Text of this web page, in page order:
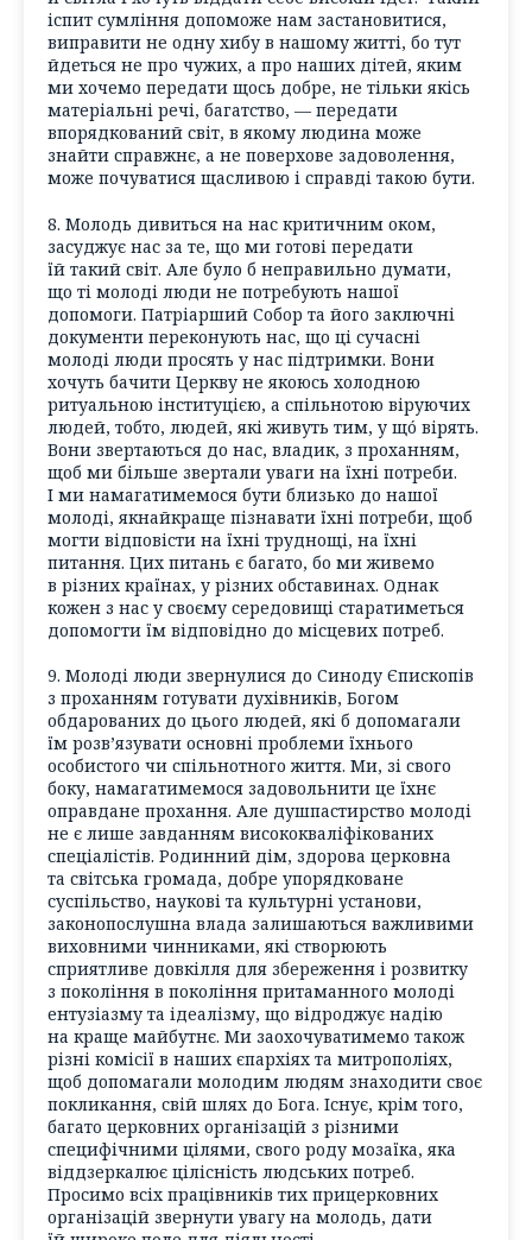
іспит сумління допоможе нам застановитися,
виправити не одну хибу в нашому житті, бо тут
йдеться не про чужих, а про наших дітей, яким
ми хочемо передати щось добре, не тільки якісь
матеріальні речі, багатство, — передати
впорядкований світ, в якому людина може
знайти справжнє, а не поверхове задоволення,
може почуватися щасливою і справді такою бути.
8. Молодь дивиться на нас критичним оком,
засуджує нас за те, що ми готові передати
їй такий світ. Але було б неправильно думати,
що ті молоді люди не потребують нашої
допомоги. Патріарший Собор та його заключні
документи переконують нас, що ці сучасні
молоді люди просять у нас підтримки. Вони
хочуть бачити Церкву не якоюсь холодною
ритуальною інституцією, а спільнотою віруючих
людей, тобто, людей, які живуть тим, у щó вірять.
Вони звертаються до нас, владик, з проханням,
щоб ми більше звертали уваги на їхні потреби.
І ми намагатимемося бути близько до нашої
молоді, якнайкраще пізнавати їхні потреби, щоб
могти відповісти на їхні труднощі, на їхні
питання. Цих питань є багато, бо ми живемо
в різних країнах, у різних обставинах. Однак
кожен з нас у своєму середовищі старатиметься
допомогти їм відповідно до місцевих потреб.
9. Молоді люди звернулися до Синоду Єпископів
з проханням готувати духівників, Богом
обдарованих до цього людей, які б допомагали
їм розв’язувати основні проблеми їхнього
особистого чи спільнотного життя. Ми, зі свого
боку, намагатимемося задовольнити це їхнє
оправдане прохання. Але душпастирство молоді
не є лише завданням висококваліфікованих
спеціалістів. Родинний дім, здорова церковна
та світська громада, добре упорядковане
суспільство, наукові та культурні установи,
законопослушна влада залишаються важливими
виховними чинниками, які створюють
сприятливе довкілля для збереження і розвитку
з покоління в покоління притаманного молоді
ентузіазму та ідеалізму, що відроджує надію
на краще майбутнє. Ми заохочуватимемо також
різні комісії в наших єпархіях та митрополіях,
щоб допомагали молодим людям знаходити своє
покликання, свій шлях до Бога. Існує, крім того,
багато церковних організацій з різними
специфічними цілями, свого роду мозаїка, яка
віддзеркалює цілісність людських потреб.
Просимо всіх працівників тих прицерковних
організацій звернути увагу на молодь, дати